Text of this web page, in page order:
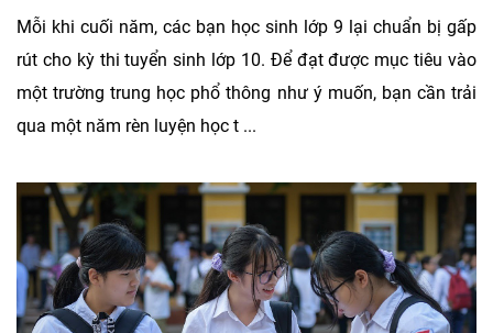
Mỗi khi cuối năm, các bạn học sinh lớp 9 lại chuẩn bị gấp
rút cho kỳ thi tuyển sinh lớp 10. Để đạt được mục tiêu vào
một trường trung học phổ thông như ý muốn, bạn cần trải
qua một năm rèn luyện học t ...